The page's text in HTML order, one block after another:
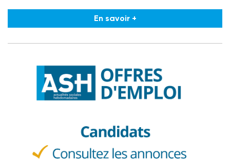
En savoir +